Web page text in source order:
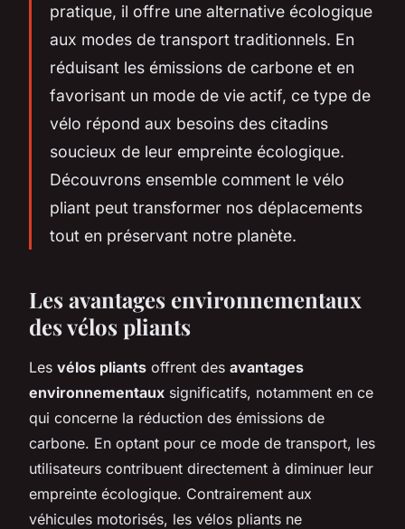
pratique, il offre une alternative écologique
aux modes de transport traditionnels. En
réduisant les émissions de carbone et en
favorisant un mode de vie actif, ce type de
vélo répond aux besoins des citadins
soucieux de leur empreinte écologique.
Découvrons ensemble comment le vélo
pliant peut transformer nos déplacements
tout en préservant notre planète.
Les avantages environnementaux
des vélos pliants
Les vélos pliants offrent des avantages
environnementaux significatifs, notamment en ce
qui concerne la réduction des émissions de
carbone. En optant pour ce mode de transport, les
utilisateurs contribuent directement à diminuer leur
empreinte écologique. Contrairement aux
véhicules motorisés, les vélos pliants ne